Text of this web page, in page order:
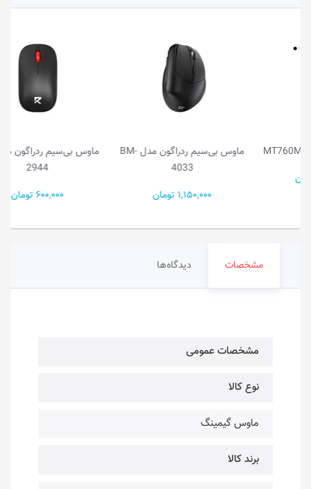
ماوس بی‌سیم ردراگون مدل BM-
ماوس بی‌سیم ردراگون مدل BM-
مشخصات دیدگاه‌ها
مشخصات عمومی
نوع کالا
ماوس گیمینگ
برند کالا